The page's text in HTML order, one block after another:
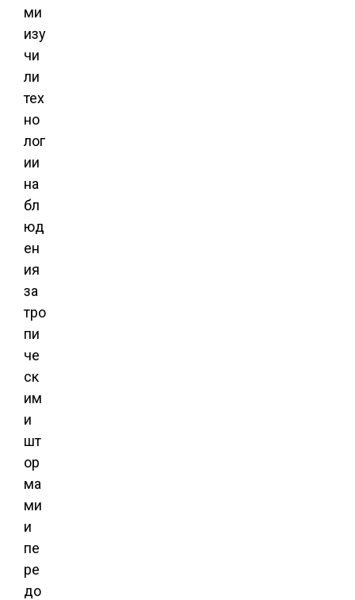
ми
изу
чи
ли
тех
но
лог
ии
на
бл
юд
ен
ия
за
тро
пи
че
ск
им
и
шт
ор
ма
ми
и
пе
ре
до